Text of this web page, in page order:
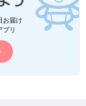
お届け
リ